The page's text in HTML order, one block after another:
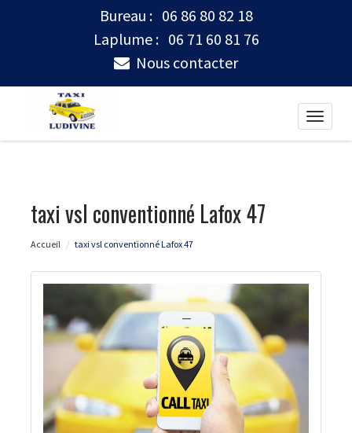
Bureau : 06 86 80 82 18
Laplume : 06 71 60 81 76
Nous contacter
Toggle
taxi vsl conventionné Lafox 47
Accueil taxi vsl conventionné Lafox 47